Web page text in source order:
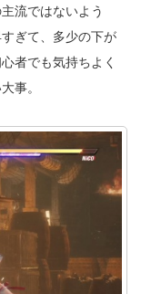
流ではないよう
ぎて、多少の下が
者でも気持ちよく
事。